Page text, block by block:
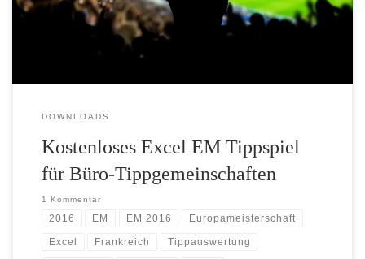
kostenlose Excel EM Tippspiel von makro-excel.de. Das Tippspiel
bietet beliebig großen Tippgemeinschaften (es […]
DOWNLOADS
Kostenloses Excel EM Tippspiel
für Büro-Tippgemeinschaften
1 Kommentar
2016 EM EM 2016 Europameisterschaft
Excel Frankreich Tippauswertung